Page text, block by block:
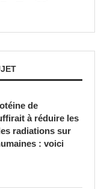
de
à réduire les
radiations sur
: voici